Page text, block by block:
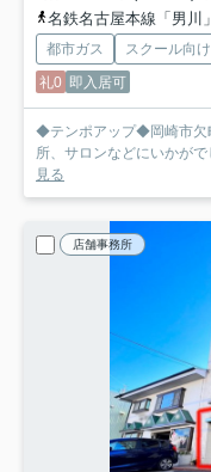
名鉄名古屋本線「男川
都市ガス スクール向け
礼0 即入居可
◆テンポアップ◆岡崎市欠
所、サロンなどにいかが
見る
店舗事務所